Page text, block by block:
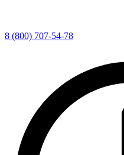
8 (800) 707-54-78